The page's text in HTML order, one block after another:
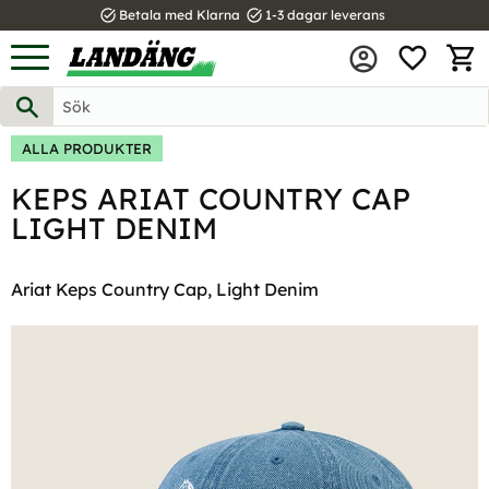
Meny
task_alt Betala med Klarna task_alt 1-3 dagar leverans
ALLA PRODUKTER
KEPS ARIAT COUNTRY CAP
LIGHT DENIM
Ariat Keps Country Cap, Light Denim